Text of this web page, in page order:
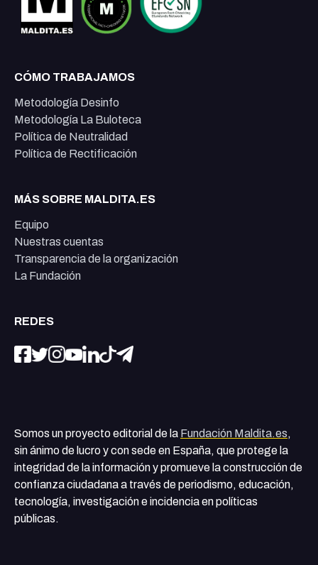
CÓMO TRABAJAMOS
Metodología Desinfo
Metodología La Buloteca
Política de Neutralidad
Política de Rectificación
MÁS SOBRE MALDITA.ES
Equipo
Nuestras cuentas
Transparencia de la organización
La Fundación
REDES
Somos un proyecto editorial de la Fundación Maldita.es,
sin ánimo de lucro y con sede en España, que protege la
integridad de la información y promueve la construcción de
confianza ciudadana a través de periodismo, educación,
tecnología, investigación e incidencia en políticas
públicas.